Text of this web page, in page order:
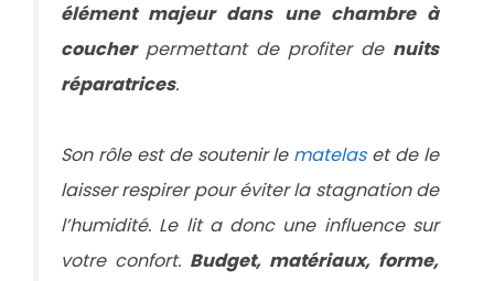
élément majeur dans une chambre à
coucherpermettant de profiter de nuits
réparatrices.
Son rôle est de soutenir le matelas et de le
laisser respirer pour éviter la stagnation de
l’humidité. Le lit a donc une influence sur
votre confort. Budget, matériaux, forme,